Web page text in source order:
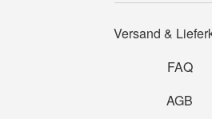
Versand &
FAQ
AGB